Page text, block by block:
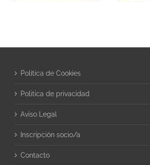
Política de Cookies
Politica de privacidad
Aviso Legal
Inscripción socio/a
Contacto